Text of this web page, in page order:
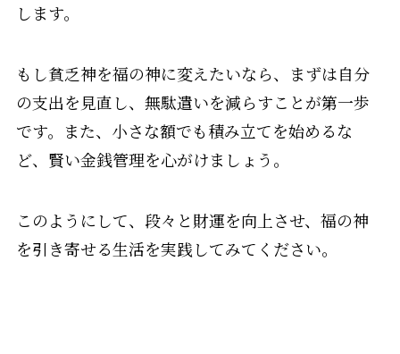
します。
もし貧乏神を福の神に変えたいなら、まずは自分
の支出を見直し、無駄遣いを減らすことが第一歩
です。また、小さな額でも積み立てを始めるな
ど、賢い金銭管理を心がけましょう。
このようにして、段々と財運を向上させ、福の神
を引き寄せる生活を実践してみてください。